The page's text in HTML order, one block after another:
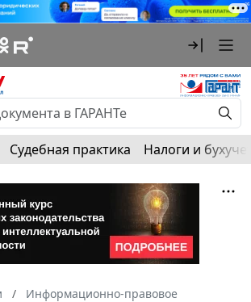
Судебная практика Налоги и
Информационно-правовое